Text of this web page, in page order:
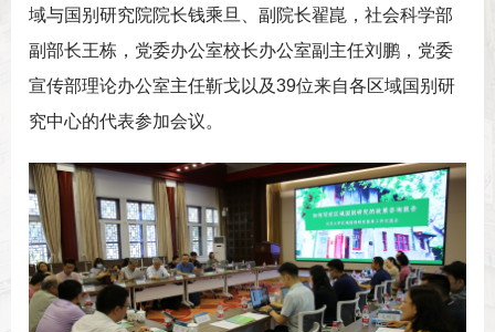
域与国别研究院院长钱乘旦、副院长翟崑，社会科学部
副部长王栋，党委办公室校长办公室副主任刘鹏，党委
宣传部理论办公室主任靳戈以及39位来自各区域国别研
究中心的代表参加会议。